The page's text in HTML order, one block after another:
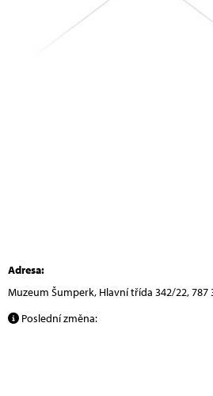
Adresa:
Muzeum Šumperk, Hlavní třída 342/22, 787
Poslední změna: